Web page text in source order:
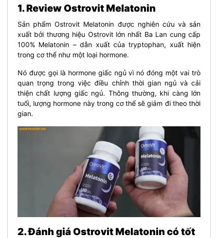
1. Review Ostrovit Melatonin
Sản phẩm Ostrovit Melatonin được nghiên cứu và sản
xuất bởi thương hiệu Ostrovit lớn nhất Ba Lan cung cấp
100% Melatonin – dẫn xuất của tryptophan, xuất hiện
trong cơ thể như một loại hormone.
Nó được gọi là hormone giấc ngủ vì nó đóng một vai trò
quan trọng trong việc điều chỉnh thời gian ngủ và cải
thiện chất lượng giấc ngủ. Thông thường, khi càng lớn
tuổi, lượng hormone này trong cơ thể sẽ giảm đi theo thời
gian.
2. Đánh giá Ostrovit Melatonin có tốt